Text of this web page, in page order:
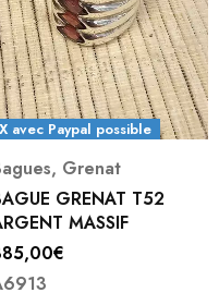
avec Paypal possible
, Grenat
GRENAT T52
MASSIF
€